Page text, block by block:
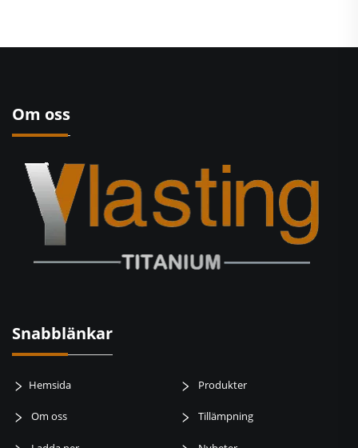
Om oss
Snabblänkar
Hemsida Produkter
Om oss Tillämpning